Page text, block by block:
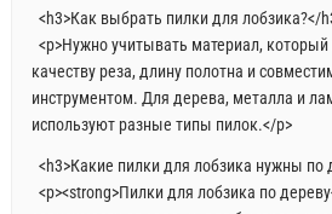
<h3>Как выбрать пилки для лобзика?</
<p>Нужно учитывать материал,
качеству реза, длину полотна и
инструментом. Для дерева, металла и
используют разные типы пилок.</p>
<h3>Какие пилки для лобзика нужны по
<p><strong>Пилки для лобзика по